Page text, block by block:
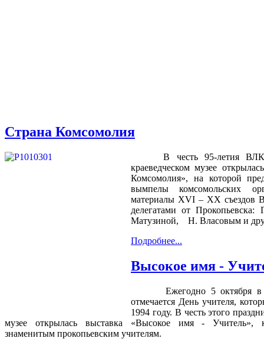
Страна Комсомолия
В честь 95-летия
краеведческом музее
Комсомолия», на которой
вымпелы комсомольских
материалы ХVI – ХХ съездов
делегатами от
Матузиной, Н. Власовым и
Подробнее...
Высокое имя -
Ежегодно 5 октября в
отмечается День учителя,
1994 году. В честь этого
музее открылась выставка «Высокое имя - Учитель»,
знаменитым прокопьевским учителям.